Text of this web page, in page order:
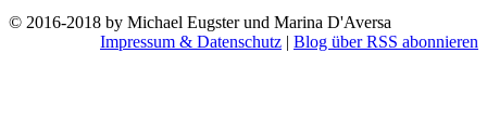
© 2016-2018 by Michael Eugster und Marina D'Aversa
Impressum & Datenschutz | Blog über RSS abonnieren